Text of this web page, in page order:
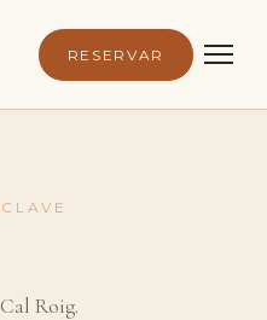
RESERVAR
Roig.